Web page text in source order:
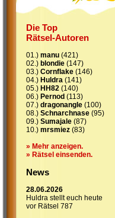
Die Top
Rätsel-Autoren
01.) manu (421)
02.) blondie (147)
03.) Cornflake (146)
04.) Huldra (141)
05.) HH82 (140)
06.) Pernod (113)
07.) dragonangle (100)
08.) Schnarchnase (95)
09.) Sumajale (87)
10.) mrsmiez (83)
» Mehr anzeigen.
» Rätsel einsenden.
News
28.06.2026
Huldra stellt euch heute
vor Rätsel 787